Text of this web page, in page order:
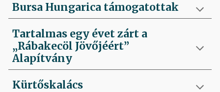
Bursa Hungarica támogatottak
Tartalmas egy évet zárt a
„Rábakecöl Jövőjéért”
Alapítvány
Kürtőskalács